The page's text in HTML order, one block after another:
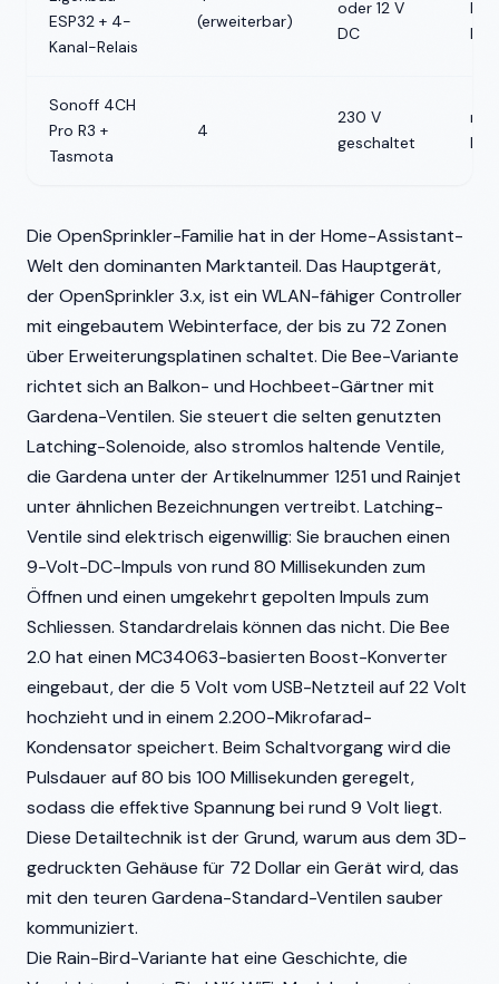
ESP32 + 4-
Kanal-Relais
(erweiterbar)
oder 12 V
DC
Sonoff 4CH
Pro R3 +
Tasmota
4
230 V
geschaltet
Die OpenSprinkler-Familie hat in der Home-Assistant-
Welt den dominanten Marktanteil. Das Hauptgerät,
der OpenSprinkler 3.x, ist ein WLAN-fähiger Controller
mit eingebautem Webinterface, der bis zu 72 Zonen
über Erweiterungsplatinen schaltet. Die Bee-Variante
richtet sich an Balkon- und Hochbeet-Gärtner mit
Gardena-Ventilen. Sie steuert die selten genutzten
Latching-Solenoide, also stromlos haltende Ventile,
die Gardena unter der Artikelnummer 1251 und Rainjet
unter ähnlichen Bezeichnungen vertreibt. Latching-
Ventile sind elektrisch eigenwillig: Sie brauchen einen
9-Volt-DC-Impuls von rund 80 Millisekunden zum
Öffnen und einen umgekehrt gepolten Impuls zum
Schliessen. Standardrelais können das nicht. Die Bee
2.0 hat einen MC34063-basierten Boost-Konverter
eingebaut, der die 5 Volt vom USB-Netzteil auf 22 Volt
hochzieht und in einem 2.200-Mikrofarad-
Kondensator speichert. Beim Schaltvorgang wird die
Pulsdauer auf 80 bis 100 Millisekunden geregelt,
sodass die effektive Spannung bei rund 9 Volt liegt.
Diese Detailtechnik ist der Grund, warum aus dem 3D-
gedruckten Gehäuse für 72 Dollar ein Gerät wird, das
mit den teuren Gardena-Standard-Ventilen sauber
kommuniziert.
Die Rain-Bird-Variante hat eine Geschichte, die